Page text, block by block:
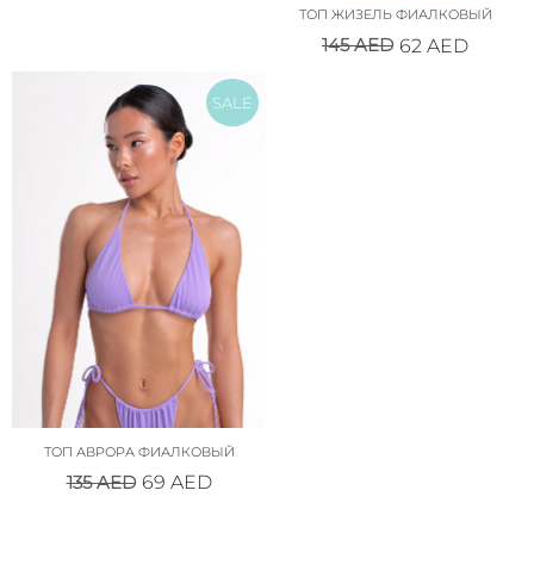
ТОП ЖИЗЕЛЬ ФИАЛКОВЫЙ
145AED 62 AED
SALE
ТОП АВРОРА ФИАЛКОВЫЙ
135AED 69 AED